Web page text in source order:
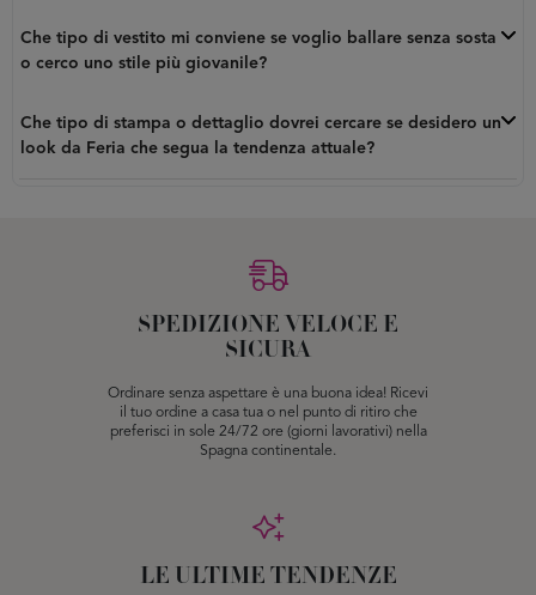
Che tipo di vestito mi conviene se voglio ballare senza sosta
o cerco uno stile più giovanile?
Che tipo di stampa o dettaglio dovrei cercare se desidero un
look da Feria che segua la tendenza attuale?
SPEDIZIONE VELOCE E
SICURA
Ordinare senza aspettare è una buona idea! Ricevi
il tuo ordine a casa tua o nel punto di ritiro che
preferisci in sole 24/72 ore (giorni lavorativi) nella
Spagna continentale.
LE ULTIME TENDENZE